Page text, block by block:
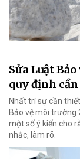
Sửa Luật
quy định
Nhất trí sự cần
Bảo vệ môi trường
một số ý kiến cho
nhắc, làm rõ.